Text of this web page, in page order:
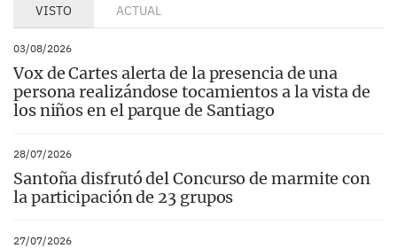
VISTO ACTUAL
03/08/2026
Vox de Cartes alerta de la presencia de una
persona realizándose tocamientos a la vista de
los niños en el parque de Santiago
28/07/2026
Santoña disfrutó del Concurso de marmite con
la participación de 23 grupos
27/07/2026